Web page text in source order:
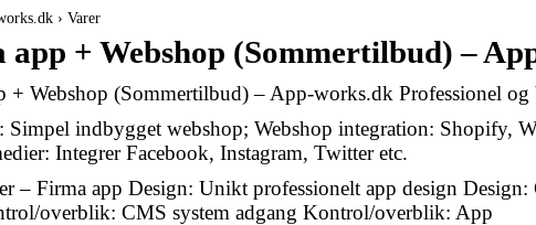
› Varer
app + Webshop (Sommertilbud) –
+ Webshop (Sommertilbud) – App-works.dk Professionel
Simpel indbygget webshop; Webshop integration: Shopify,
Integrer Facebook, Instagram, Twitter etc.
– Firma app Design: Unikt professionelt app design
overblik: CMS system adgang Kontrol/overblik: App